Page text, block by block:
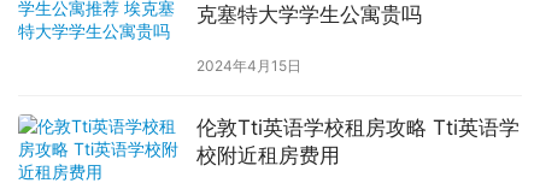
克塞特大学学生公寓贵吗
2024年4月15日
伦敦Tti英语学校租房攻略 Tti英语学
校附近租房费用